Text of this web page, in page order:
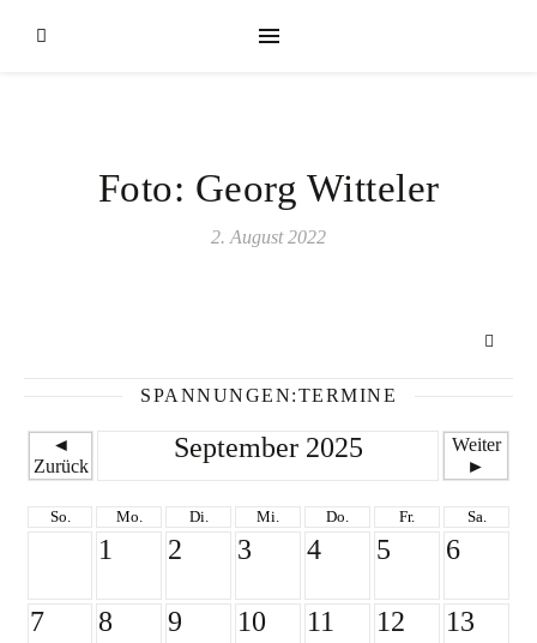
Foto: Georg Witteler
2. August 2022
SPANNUNGEN:TERMINE
◄
Zurück
September 2025
Weiter
►
So. Mo. Di. Mi. Do. Fr. Sa.
1 2 3 4 5 6
7 8 9 10 11 12 13